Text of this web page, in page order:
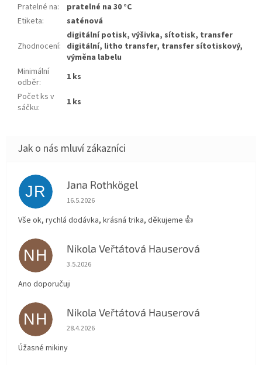
Pratelné na:
pratelné na 30 °C
Etiketa: saténová
Zhodnocení:
digitální potisk, výšivka, sítotisk, transfer
digitální, litho transfer, transfer sítotiskový,
výměna labelu
Minimální
odběr:
1 ks
Počet ks v
sáčku: 1 ks
JR Jana Rothkögel
Hodnocení obchodu je 5 z 5 hvězdiček.
16.5.2026
Vše ok, rychlá dodávka, krásná trika, děkujeme 👍
NH Nikola Veřtátová Hauserová
Hodnocení obchodu je 5 z 5 hvězdiček.
3.5.2026
Ano doporučuji
NH Nikola Veřtátová Hauserová
Hodnocení obchodu je 5 z 5 hvězdiček.
28.4.2026
Úžasné mikiny